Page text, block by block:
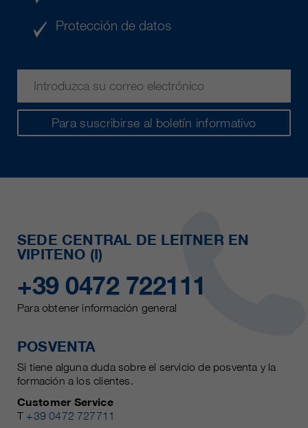
Para suscribirse al boletín informativo
Protección de datos
SEDE CENTRAL DE LEITNER EN
VIPITENO (I)
+39 0472 722111
Para obtener información general
POSVENTA
Si tiene alguna duda sobre el servicio de posventa y la
formación a los clientes.
Customer Service
T +39 0472 727711